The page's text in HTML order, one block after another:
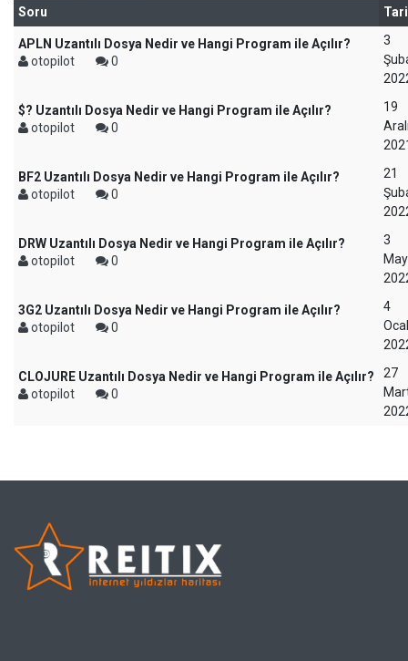
Soru
APLN Uzantılı Dosya Nedir ve Hangi Program ile Açılır?
otopilot
0
3
$? Uzantılı Dosya Nedir ve Hangi Program ile Açılır?
otopilot
0
19
BF2 Uzantılı Dosya Nedir ve Hangi Program ile Açılır?
otopilot
0
21
DRW Uzantılı Dosya Nedir ve Hangi Program ile Açılır?
otopilot
0
3
3G2 Uzantılı Dosya Nedir ve Hangi Program ile Açılır?
otopilot
0
4
CLOJURE Uzantılı Dosya Nedir ve Hangi Program ile Açılır?
otopilot
0
27